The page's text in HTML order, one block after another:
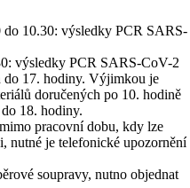
do 10.30: výsledky PCR SARS-
výsledky PCR SARS-CoV-2
do 17. hodiny. Výjimkou je
doručených po 10. hodině
18. hodiny.
pracovní dobu, kdy lze
nutné je telefonické upozornění
soupravy, nutno objednat